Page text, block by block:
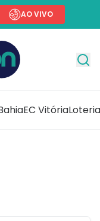
AO VIVO
EC Vitória